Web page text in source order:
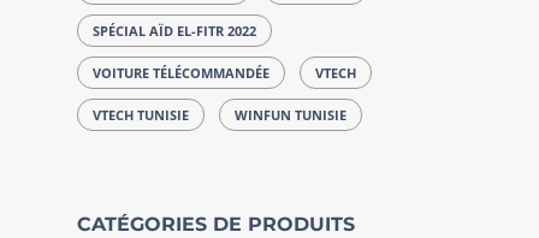
SPÉCIAL AÏD EL-FITR 2022
VOITURE TÉLÉCOMMANDÉE VTECH
VTECH TUNISIE WINFUN TUNISIE
CATÉGORIES DE PRODUITS